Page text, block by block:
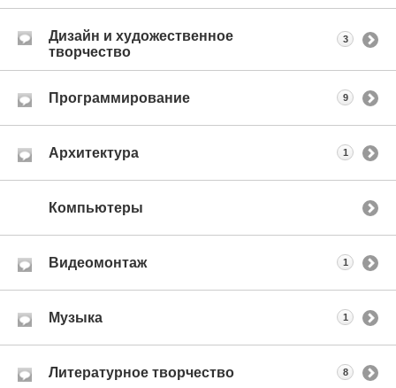
Дизайн и художественное
творчество
3
Программирование 9
Архитектура 1
Компьютеры
Видеомонтаж 1
Музыка 1
Литературное творчество 8